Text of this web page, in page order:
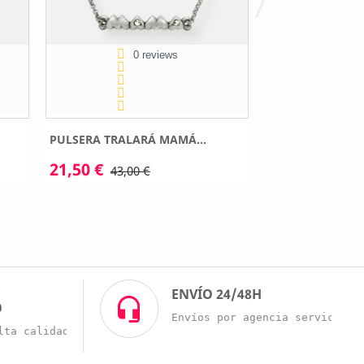
0 reviews
PULSERA TRALARÁ MAMÁ...
21,50 € 43,00 €
calidad a buenos precios.
ENVÍO 24/48H
Envíos por agencia servicio